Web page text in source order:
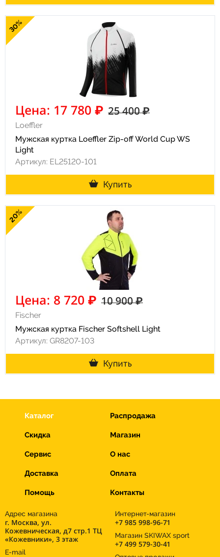
30%
Цена: 17 780 ₽ 25 400 ₽
Loeffler
Мужская куртка Loeffler Zip-off World Cup WS
Light
Артикул: EL25120-101
Купить
20%
Цена: 8 720 ₽ 10 900 ₽
Fischer
Мужская куртка Fischer Softshell Light
Артикул: GR8207-103
Купить
Каталог Распродажа
Скидка Магазин
Сервис О нас
Доставка Оплата
Помощь Контакты
Адрес магазина
г. Москва, ул.
Кожевническая, д7 стр.1 ТЦ
«Кожевники», 3 этаж
E-mail
Интернет-магазин
+7 985 998-96-71
Магазин SKIWAX sport
+7 499 579-30-41